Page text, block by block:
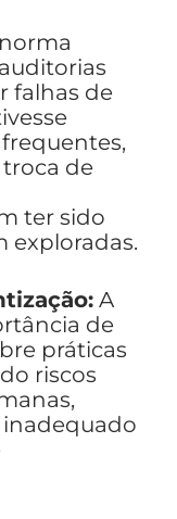
falhas de
de
ter sido
exploradas.
A
de
práticas
riscos